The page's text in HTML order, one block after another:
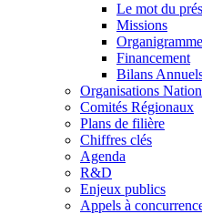
Le mot du
Missions
Organigramme
Financement
Bilans
Organisations
Comités Régionaux
Plans de filière
Chiffres clés
Agenda
R&D
Enjeux publics
Appels à